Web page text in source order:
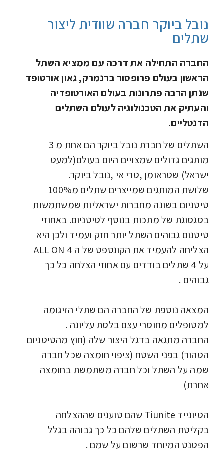
נובל ביוקר חברה שוודית ליצור
שתלים
החברה התחילה את דרכה עם ממציא השתל
הראשון בעולם פרופסור ברנמרק, גאון אורטופד
שנתן הרבה פתרונות בעולם האורטופדיה
והעתיק את הטכנולוגיה לעולם השתלים
הדנטליים.
השתלים של חברת נובל ביוקר הם אחת מ 3
מותגים גדולים שמצויים היום בעולם(למעט
ישראל) שטראומן ,טרי אי ,נובל ביוקר.
שלושת המותגים שמייצרים שתלים מ100%
טיטניום בשונה מחברות ישראליות שמשתמשות
בסגסוגת של מתכות בנוסף לטיטניום. באחוזי
טיטנום גבוהים השתל יותר חזק ועמיד ולכן היא
הצליחה להעמיד את הקונספט של ה ALL ON 4
על 4 שתלים בודדים עם אחוזי הצלחה כל כך
גבוהים .
המצאה נוספת של החברה הם שתלי הזיגומה
למטופלים מחוסרי עצם בלסת עליונה .
החברה מתגאה בדגל היצור שלה (חוץ מהטיטניום
הטהור) בפני השטח (ציפוי חומצה שכל חברה
שמה על השתל וכל חברה משתמשת בחומצה
אחרת)
הטיונייד Tiunite שהם טוענים שההצלחה
בקליטת השתלים שלהם כל כך גבוהה בגלל
הפטנט המיוחד שרשום על שמם .